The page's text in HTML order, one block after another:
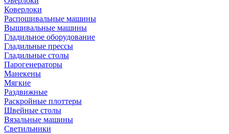
Коверлоки
Распошивальные машины
Вышивальные машины
Гладильное оборудование
Гладильные прессы
Гладильные столы
Парогенераторы
Манекены
Мягкие
Раздвижные
Раскройные плоттеры
Швейные столы
Вязальные машины
Светильники